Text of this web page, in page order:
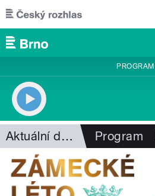
Přejít k hlavnímu obsahu
PROGRAM
Aktuální dění Program